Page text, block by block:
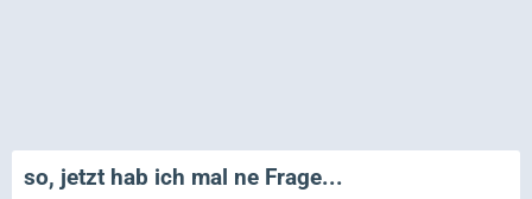
so, jetzt hab ich mal ne Frage...